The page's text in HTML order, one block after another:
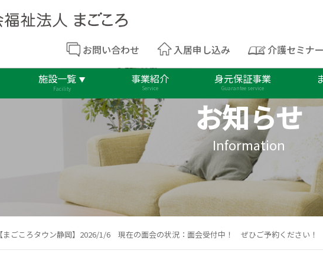
お問い合わせ 入居申し込み 介護セミナ
施設一覧
Facility
事業紹介
Service
身元保証事業
Guarantee service
お知らせ
Information
【まごころタウン静岡】2026/1/6 現在の面会の状況：面会受付中！ ぜひご予約ください！